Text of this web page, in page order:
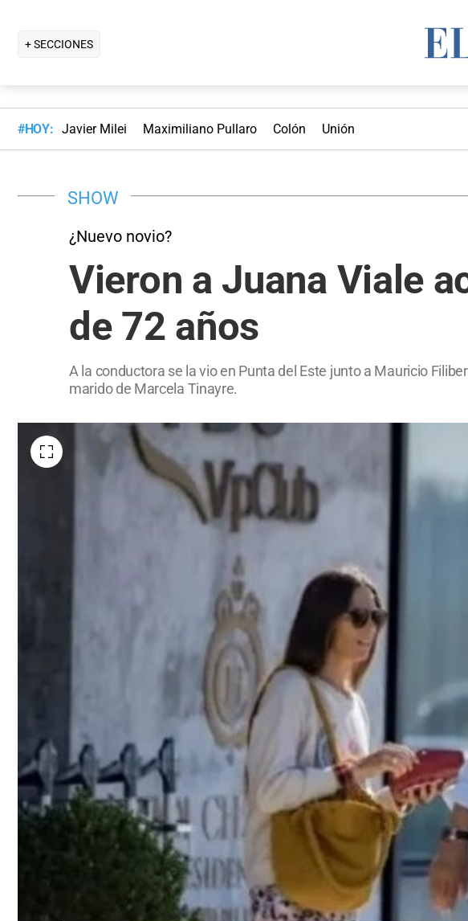
+ SECCIONES
#HOY: Javier Milei Maximiliano Pullaro Colón Unión
SHOW
¿Nuevo novio?
Vieron a Juana Viale
de 72 años
A la conductora se la vio en Punta del Este junto a Mauricio
marido de Marcela Tinayre.